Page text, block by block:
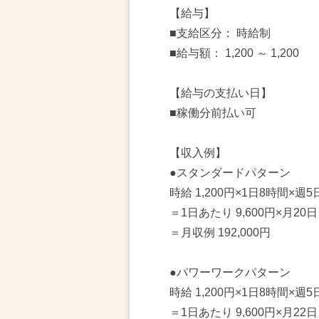
【給与】
■支給区分： 時給制
■給与額： 1,200 ～ 1,200
【給与の支払い日】
■稼働分前払い可
【収入例】
●スタンダードパターン
時給 1,200円×1日8時間×週5
＝1日あたり 9,600円×月20日
＝月収例 192,000円
●パワーワークパターン
時給 1,200円×1日8時間×週5
＝1日あたり 9,600円×月22日